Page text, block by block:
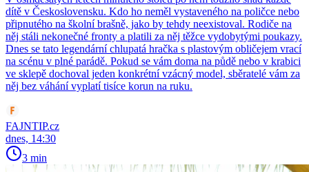
dítě v Československu. Kdo ho neměl vystaveného na poličce nebo
připnutého na školní brašně, jako by tehdy neexistoval. Rodiče na
něj stáli nekonečné fronty a platili za něj těžce vydobytými poukazy.
Dnes se tato legendární chlupatá hračka s plastovým obličejem vrací
na scénu v plné parádě. Pokud se vám doma na půdě nebo v krabici
ve sklepě dochoval jeden konkrétní vzácný model, sběratelé vám za
něj bez váhání vyplatí tisíce korun na ruku.
FAJNTIP.cz
dnes, 14:30
3 min